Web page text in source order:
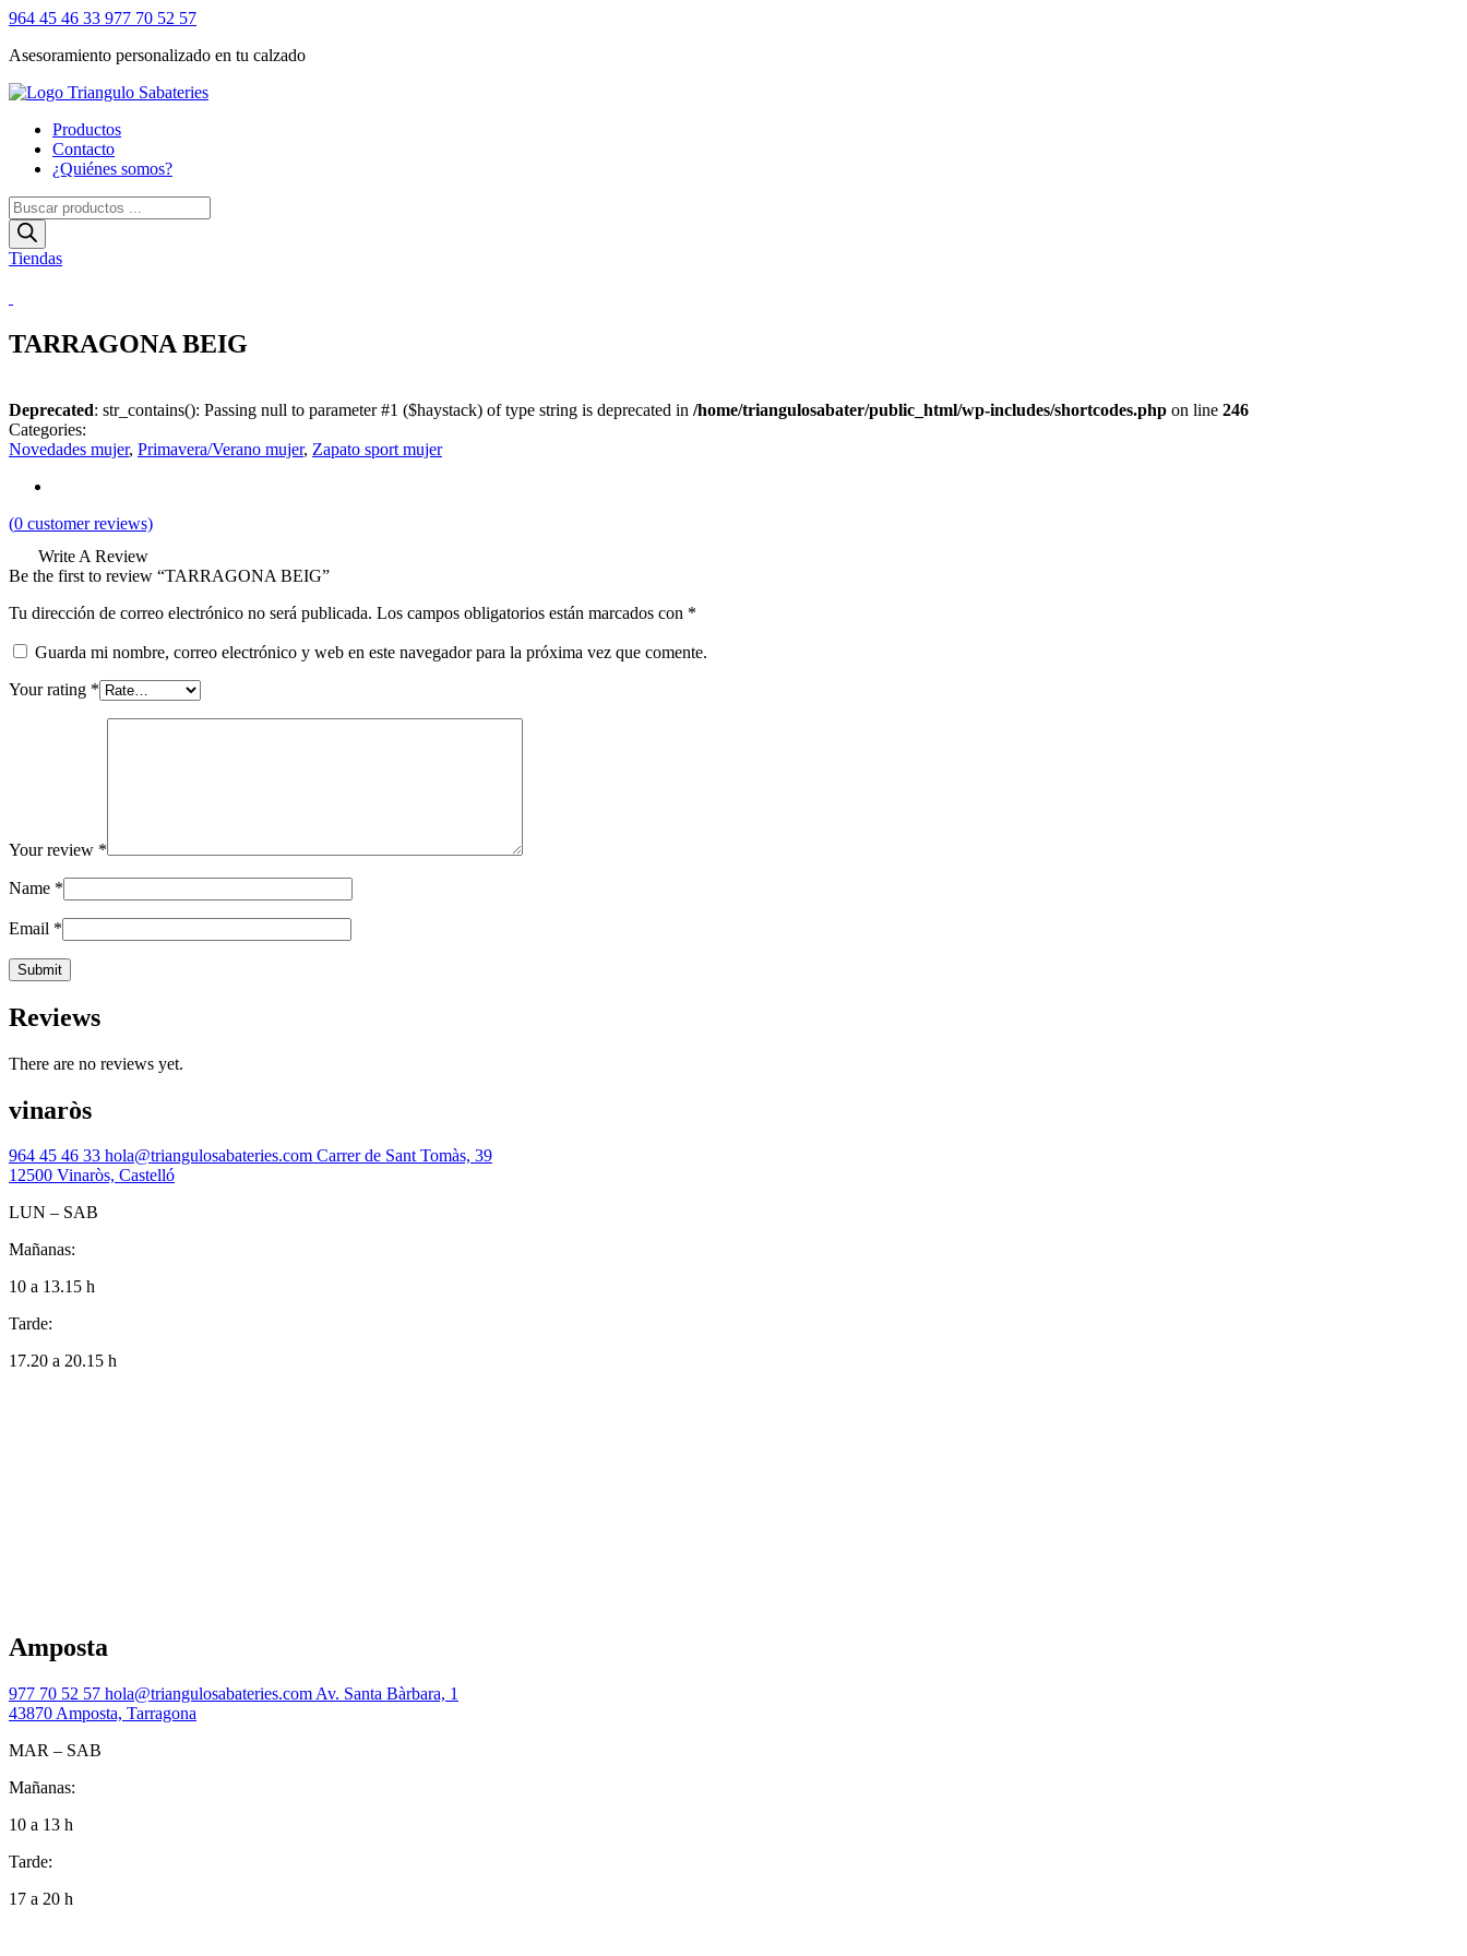
964 45 46 33 977 70 52 57
Asesoramiento personalizado en tu calzado
Productos
Contacto
¿Quiénes somos?
Búsqueda
de
productos
Tiendas
TARRAGONA BEIG
Deprecated: str_contains(): Passing null to parameter #1 ($haystack) of type string is deprecated in /home/triangulosabater/public_html/wp-includes/shortcodes.php on line 246
Categories:
Novedades mujer, Primavera/Verano mujer, Zapato sport mujer
(0 customer reviews)
Write A Review
Be the first to review “TARRAGONA BEIG”
Tu dirección de correo electrónico no será publicada. Los campos obligatorios están marcados con *
Guarda mi nombre, correo electrónico y web en este navegador para la próxima vez que comente.
Your rating *
Your review *
Name *
Email *
Reviews
There are no reviews yet.
vinaròs
964 45 46 33 hola@triangulosabateries.com Carrer de Sant Tomàs, 39
12500 Vinaròs, Castelló
LUN – SAB
Mañanas:
10 a 13.15 h
Tarde:
17.20 a 20.15 h
Amposta
977 70 52 57 hola@triangulosabateries.com Av. Santa Bàrbara, 1
43870 Amposta, Tarragona
MAR – SAB
Mañanas:
10 a 13 h
Tarde:
17 a 20 h